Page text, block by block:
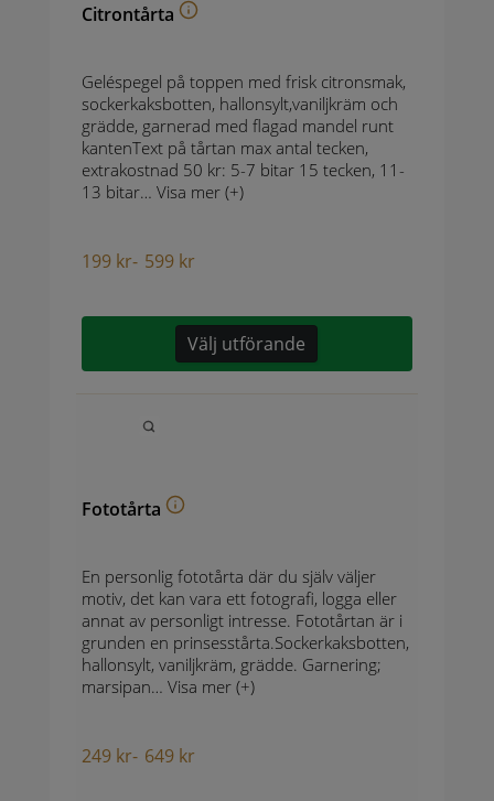
Citrontårta
Geléspegel på toppen med frisk citronsmak,
sockerkaksbotten, hallonsylt,vaniljkräm och
grädde, garnerad med flagad mandel runt
kantenText på tårtan max antal tecken,
extrakostnad 50 kr: 5-7 bitar 15 tecken, 11-
13 bitar… Visa mer (+)
199 kr- 599 kr
Välj utförande
Fototårta
En personlig fototårta där du själv väljer
motiv, det kan vara ett fotografi, logga eller
annat av personligt intresse. Fototårtan är i
grunden en prinsesstårta.Sockerkaksbotten,
hallonsylt, vaniljkräm, grädde. Garnering;
marsipan… Visa mer (+)
249 kr- 649 kr